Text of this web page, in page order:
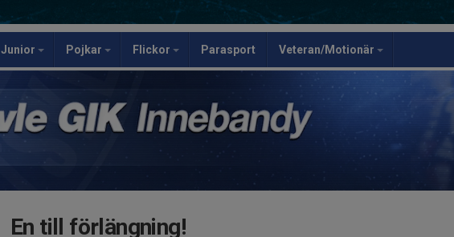
Junior Pojkar Flickor Parasport Veteran/Motionär
En till förlängning!